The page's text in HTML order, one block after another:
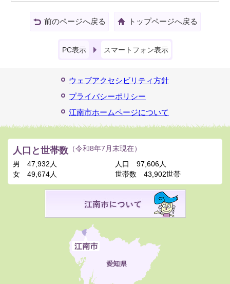
前のページへ戻る トップページへ戻る
PC表示 スマートフォン表示
ウェブアクセシビリティ方針
プライバシーポリシー
江南市ホームページについて
人口と世帯数 （令和8年7月末現在）
男
47,932人
女
49,674人
人口
97,606人
世帯数
43,902世帯